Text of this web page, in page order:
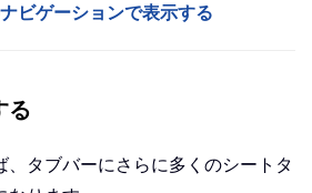
ビゲーションで表示する
る
、タブバーにさらに多くのシートタ